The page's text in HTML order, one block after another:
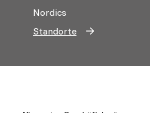
Nordics
Standorte